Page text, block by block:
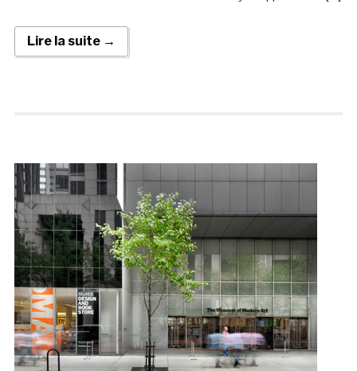
Lire la suite →